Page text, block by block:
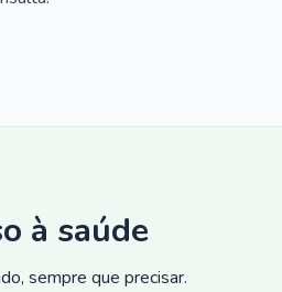
à saúde
sempre que precisar.